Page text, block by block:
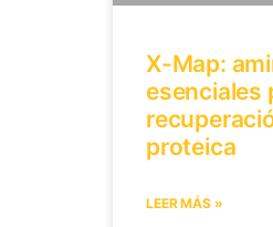
X-Map:
esenciales
proteica
LEER MÁS »